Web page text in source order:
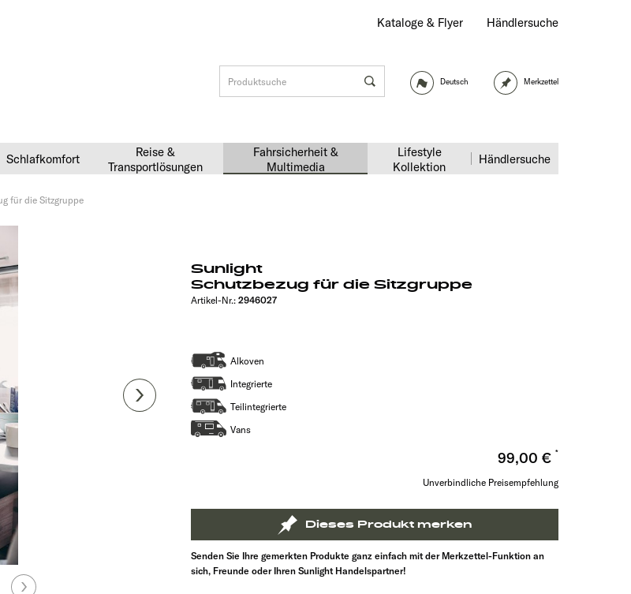
Kataloge & Flyer Händlersuche
Deutsch Merkzettel
Schlafkomfort
Reise &
Transportlösungen
Fahrsicherheit &
Multimedia
Lifestyle
Kollektion
Händlersuche
für die Sitzgruppe
Sunlight
Schutzbezug für die Sitzgruppe
Artikel-Nr.:2946027
Alkoven
Integrierte
Teilintegrierte
Vans
99,00 €
Unverbindliche Preisempfehlung
Dieses Produkt merken
Senden Sie Ihre gemerkten Produkte ganz einfach mit der Merkzettel-Funktion an
sich, Freunde oder Ihren Sunlight Handelspartner!